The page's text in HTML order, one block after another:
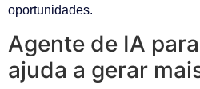
oportunidades.
Agente de IA
ajuda a gerar